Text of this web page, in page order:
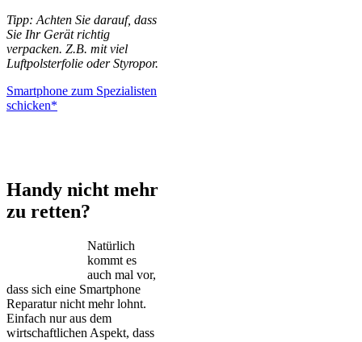
Tipp: Achten Sie darauf, dass
Sie Ihr Gerät richtig
verpacken. Z.B. mit viel
Luftpolsterfolie oder Styropor.
Smartphone zum Spezialisten
schicken*
Handy nicht mehr
zu retten?
Natürlich
kommt es
auch mal vor,
dass sich eine Smartphone
Reparatur nicht mehr lohnt.
Einfach nur aus dem
wirtschaftlichen Aspekt, dass